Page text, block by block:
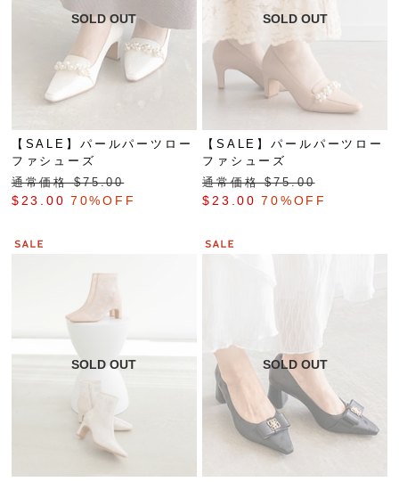
【SALE】パールパーツロー
ファシューズ
通常価格 $‌75.00
$‌23.00 70%OFF
【SALE】パールパーツロー
ファシューズ
通常価格 $‌75.00
$‌23.00 70%OFF